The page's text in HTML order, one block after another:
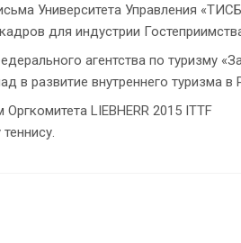
Университета Управления
для индустрии
агентства по туризму
в развитие внутреннего туризма в
LIEBHERR 2015 ITTF